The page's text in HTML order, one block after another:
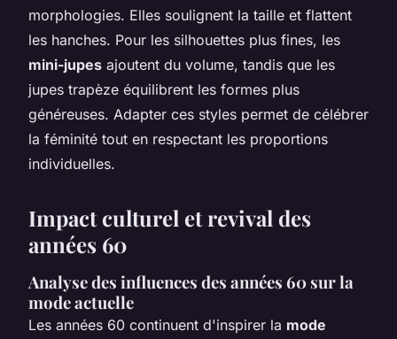
morphologies. Elles soulignent la taille et flattent
les hanches. Pour les silhouettes plus fines, les
mini-jupes ajoutent du volume, tandis que les
jupes trapèze équilibrent les formes plus
généreuses. Adapter ces styles permet de célébrer
la féminité tout en respectant les proportions
individuelles.
Impact culturel et revival des
années 60
Analyse des influences des années 60 sur la
mode actuelle
Les années 60 continuent d'inspirer la mode